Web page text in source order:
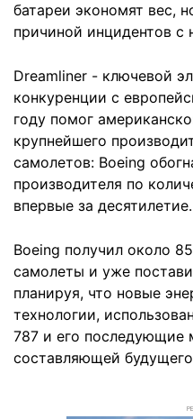
батареи экономят вес,
причиной инцидентов
Dreamliner - ключевой
конкуренции с
году помог
крупнейшего
самолетов: Boeing
производителя по
впервые за десятилетие.
Boeing получил около
самолеты и уже
планируя, что новые
технологии,
787 и его
составляющей